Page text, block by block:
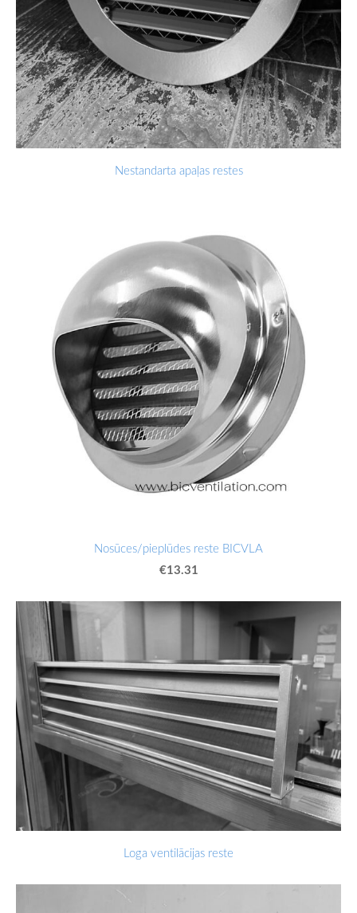
Nestandarta apaļas restes
Nosūces/pieplūdes reste BICVLA
€13.31
Loga ventilācijas reste